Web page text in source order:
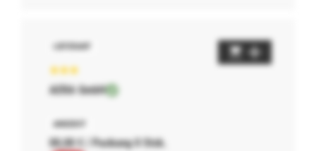
AERA GmbH
00,00 € / Packung 0 Stck.